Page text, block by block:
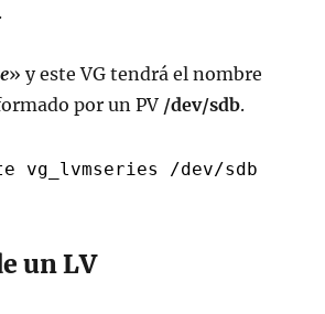
» y este VG tendrá el nombre
por un PV /dev/sdb.
vg_lvmseries /dev/sdb
un LV